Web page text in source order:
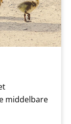
middelbare